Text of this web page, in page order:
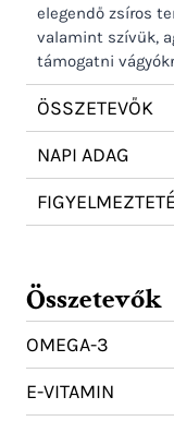
elegendő zsíros
valamint szívük,
támogatni
ÖSSZETEVŐK
NAPI ADAG
Összetevők
OMEGA-3
E-VITAMIN